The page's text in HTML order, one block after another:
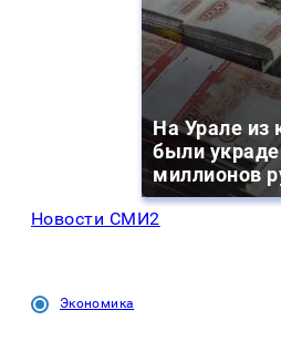
На Урале из
были
миллионов
Новости СМИ2
Экономика